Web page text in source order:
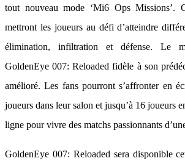
tout nouveau mode ‘Mi6 Ops Missions’.
mettront les joueurs au défi d’atteindre
élimination, infiltration et défense. Le
GoldenEye 007: Reloaded fidèle à son
amélioré. Les fans pourront s’affronter en
joueurs dans leur salon et jusqu’à 16 joueurs
ligne pour vivre des matchs passionnants
GoldenEye 007: Reloaded sera disponible